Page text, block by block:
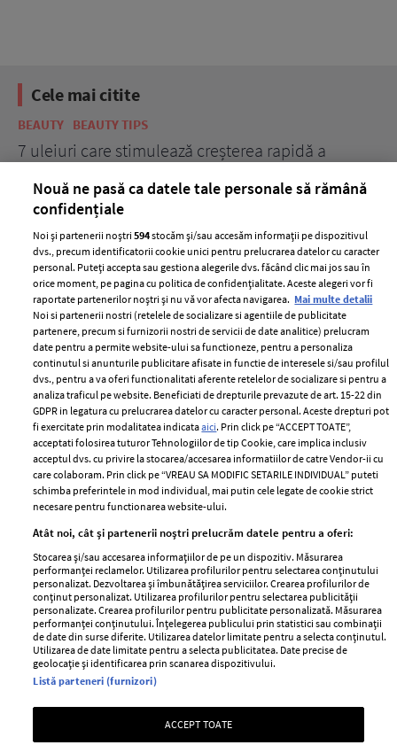
Cele mai citite
BEAUTY BEAUTY TIPS
7 uleiuri care stimulează creșterea rapidă a
ELLE Style Awards
2024
Despre ELLE
Romania
Contact
Abonamente
Termeni si conditii
Politica de
confidențialitate
Politica de cookies
Publicitate
GSP
Unica
Baby
Retete
femei
Viva
Avantaje
Retete practice
Pariază responsabil! Decizia ONJN nr. 821/25.09.2025.
Jocurile de noroc sunt interzise minorilor.
Nouă ne pasă ca datele tale personale să rămână
confidențiale
Noi și partenerii noștri594stocăm și/sau accesăm informații pe dispozitivul
dvs., precum identificatorii cookie unici pentru prelucrarea datelor cu caracter
personal. Puteți accepta sau gestiona alegerile dvs. făcând clic mai jos sau în
orice moment, pe pagina cu politica de confidențialitate. Aceste alegeri vor fi
raportate partenerilor noștri și nu vă vor afecta navigarea. Mai multe detalii
Noi si partenerii nostri (retelele de socializare si agentiile de publicitate
partenere, precum si furnizorii nostri de servicii de date analitice) prelucram
date pentru a permite website-ului sa functioneze, pentru a personaliza
continutul si anunturile publicitare afisate in functie de interesele si/sau profilul
dvs., pentru a va oferi functionalitati aferente retelelor de socializare si pentru a
analiza traficul pe website. Beneficiati de drepturile prevazute de art. 15-22 din
GDPR in legatura cu prelucrarea datelor cu caracter personal. Aceste drepturi pot
fi exercitate prin modalitatea indicataaici. Prin click pe “ACCEPT TOATE”,
acceptati folosirea tuturor Tehnologiilor de tip Cookie, care implica inclusiv
acceptul dvs. cu privire la stocarea/accesarea informatiilor de catre Vendor-ii cu
care colaboram. Prin click pe “VREAU SA MODIFIC SETARILE INDIVIDUAL” puteti
schimba preferintele in mod individual, mai putin cele legate de cookie strict
necesare pentru functionarea website-ului.
Atât noi, cât și partenerii noștri prelucrăm datele pentru a oferi:
Stocarea și/sau accesarea informațiilor de pe un dispozitiv. Măsurarea
performanței reclamelor. Utilizarea profilurilor pentru selectarea conținutului
personalizat. Dezvoltarea și îmbunătățirea serviciilor. Crearea profilurilor de
conținut personalizat. Utilizarea profilurilor pentru selectarea publicității
personalizate. Crearea profilurilor pentru publicitate personalizată. Măsurarea
performanței conținutului. Înțelegerea publicului prin statistici sau combinații
de date din surse diferite. Utilizarea datelor limitate pentru a selecta conținutul.
Utilizarea de date limitate pentru a selecta publicitatea. Date precise de
geolocație și identificarea prin scanarea dispozitivului.
Listă parteneri (furnizori)
ACCEPT TOATE